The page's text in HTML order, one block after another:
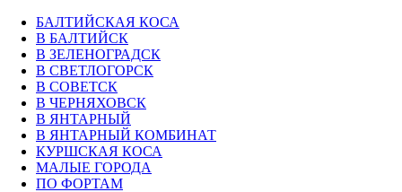
БАЛТИЙСКАЯ КОСА
В БАЛТИЙСК
В ЗЕЛЕНОГРАДСК
В СВЕТЛОГОРСК
В СОВЕТСК
В ЧЕРНЯХОВСК
В ЯНТАРНЫЙ
В ЯНТАРНЫЙ КОМБИНАТ
КУРШСКАЯ КОСА
МАЛЫЕ ГОРОДА
ПО ФОРТАМ